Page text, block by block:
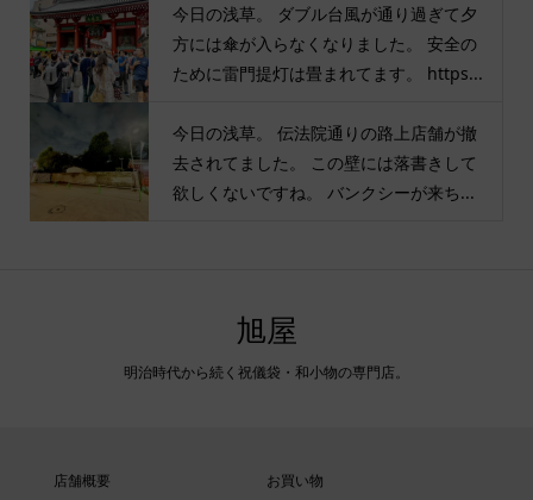
今日の浅草。 ダブル台風が通り過ぎて夕
方には傘が入らなくなりました。 安全の
ために雷門提灯は畳まれてます。 https...
今日の浅草。 伝法院通りの路上店舗が撤
去されてました。 この壁には落書きして
欲しくないですね。 バンクシーが来ち...
旭屋
明治時代から続く祝儀袋・和小物の専門店。
店舗概要 お買い物